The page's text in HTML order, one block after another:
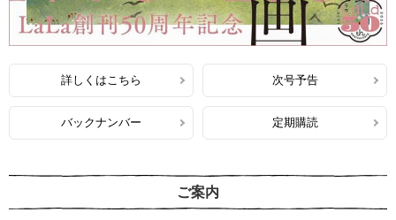
詳しくはこちら 次号予告
バックナンバー 定期購読
ご案内